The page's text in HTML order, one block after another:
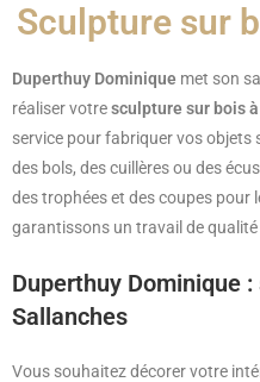
Sculpture sur
Duperthuy Dominique met son
réaliser votresculpture sur bois
service pour fabriquer vos objets
des bols, des cuillères ou des
des trophées et des coupes pour
garantissons un travail de
Duperthuy Dominique
Sallanches
Vous souhaitez décorer votre